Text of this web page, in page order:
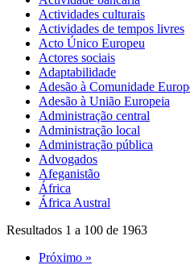
Actividades culturais
Actividades de tempos livres
Acto Único Europeu
Actores sociais
Adaptabilidade
Adesão à Comunidade
Adesão à União Europeia
Administração central
Administração local
Administração pública
Advogados
Afeganistão
África
África Austral
Resultados 1 a 100 de 1963
Próximo »